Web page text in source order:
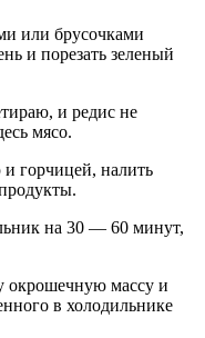
или брусочками
и порезать зеленый
и редис не
мясо.
горчицей, налить
на 30 — 60 минут,
окрошечную массу и
в холодильнике